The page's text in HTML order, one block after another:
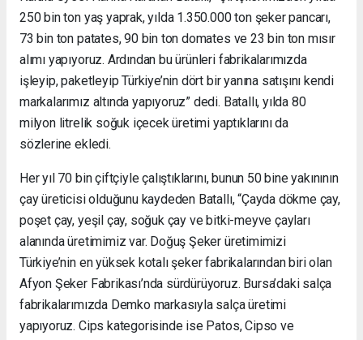
250 bin ton yaş yaprak, yılda 1.350.000 ton şeker pancarı,
73 bin ton patates, 90 bin ton domates ve 23 bin ton mısır
alımı yapıyoruz. Ardından bu ürünleri fabrikalarımızda
işleyip, paketleyip Türkiye’nin dört bir yanına satışını kendi
markalarımız altında yapıyoruz” dedi. Batallı, yılda 80
milyon litrelik soğuk içecek üretimi yaptıklarını da
sözlerine ekledi.
Her yıl 70 bin çiftçiyle çalıştıklarını, bunun 50 bine yakınının
çay üreticisi olduğunu kaydeden Batallı, “Çayda dökme çay,
poşet çay, yeşil çay, soğuk çay ve bitki-meyve çayları
alanında üretimimiz var. Doğuş Şeker üretimimizi
Türkiye’nin en yüksek kotalı şeker fabrikalarından biri olan
Afyon Şeker Fabrikası’nda sürdürüyoruz. Bursa’daki salça
fabrikalarımızda Demko markasıyla salça üretimi
yapıyoruz. Cips kategorisinde ise Patos, Cipso ve